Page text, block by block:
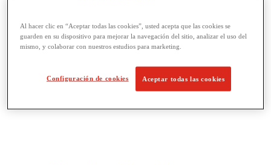
Corte y fabricación de tubos
Al hacer clic en “Aceptar todas las cookies”, usted acepta que las cookies se
guarden en su dispositivo para mejorar la navegación del sitio, analizar el uso del
mismo, y colaborar con nuestros estudios para marketing.
Configuración de cookies Aceptar todas las cookies